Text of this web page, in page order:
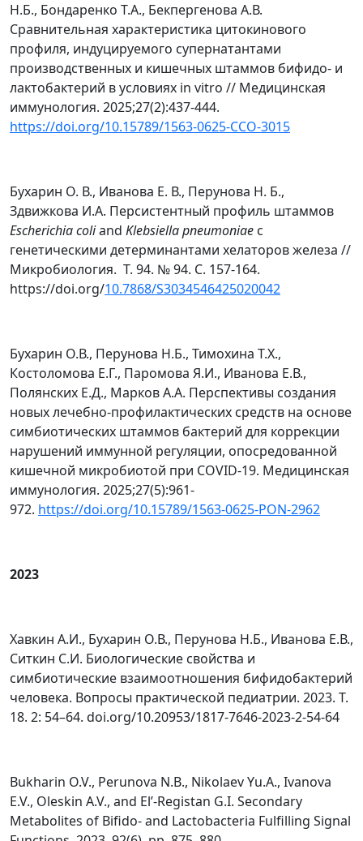
Н.Б., Бондаренко Т.А., Бекпергенова А.В.
Сравнительная характеристика цитокинового
профиля, индуцируемого супернатантами
производственных и кишечных штаммов бифидо- и
лактобактерий в условиях in vitro // Медицинская
иммунология. 2025;27(2):437-444.
https://doi.org/10.15789/1563-0625-CCO-3015
Бухарин О. В., Иванова Е. В., Перунова Н. Б.,
Здвижкова И.А. Персистентный профиль штаммов
Escherichiacoliand Klebsiellapneumoniae с
генетическими детерминантами хелаторов железа //
Микробиология. Т. 94. № 94. С. 157-164.
https://doi.org/10.7868/S3034546425020042
Бухарин О.В., Перунова Н.Б., Тимохина Т.Х.,
Костоломова Е.Г., Паромова Я.И., Иванова Е.В.,
Полянских Е.Д., Марков А.А. Перспективы создания
новых лечебно-профилактических средств на основе
симбиотических штаммов бактерий для коррекции
нарушений иммунной регуляции, опосредованной
кишечной микробиотой при COVID-19. Медицинская
иммунология. 2025;27(5):961-
972. https://doi.org/10.15789/1563-0625-PON-2962
2023
Хавкин А.И., Бухарин О.В., Перунова Н.Б., Иванова Е.В.,
Ситкин С.И. Биологические свойства и
симбиотические взаимоотношения бифидобактерий
человека. Вопросы практической педиатрии. 2023. Т.
18. 2: 54–64. doi.org/10.20953/1817-7646-2023-2-54-64
Bukharin O.V., Perunova N.B., Nikolaev Yu.A., Ivanova
E.V., Oleskin A.V., and El’-Registan G.I. Secondary
Metabolites of Bifido- and Lactobacteria Fulfilling Signal